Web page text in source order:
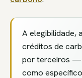
A elegibilidade,
créditos de
por terceiros —
como